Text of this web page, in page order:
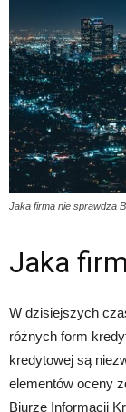
Jaka firma nie sprawdza
Jaka
W dzisiejszych
różnych form
kredytowej są
elementów oceny
Biurze Informacji